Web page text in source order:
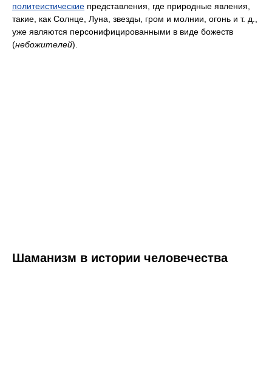
политеистические представления, где природные явления,
такие, как Солнце, Луна, звезды, гром и молнии, огонь и т. д.,
уже являются персонифицированными в виде божеств
(небожителей).
Шаманизм в истории человечества